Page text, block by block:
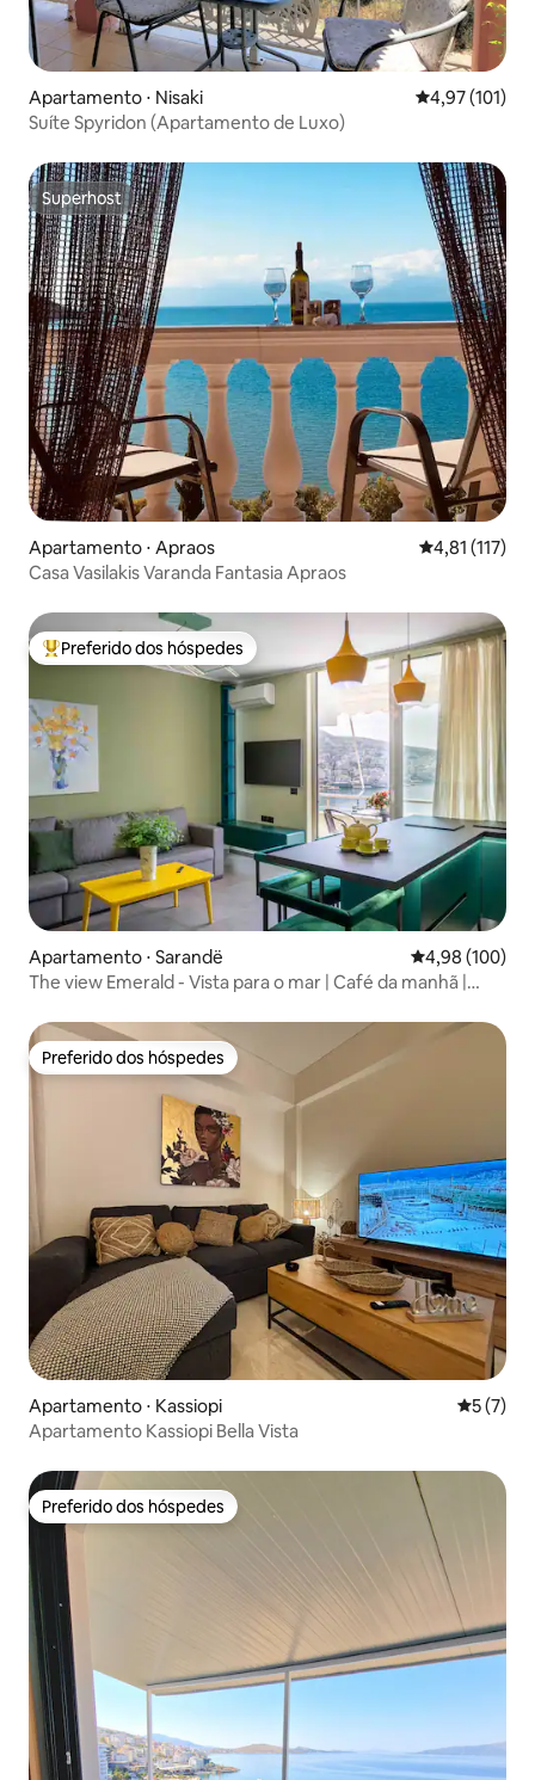
Apartamento ⋅ Nisaki 4,97 de uma
4,97 (101)
Suíte Spyridon (Apartamento de Luxo)
Superhost
Superhost
Apartamento ⋅ Apraos 4,81 de uma
4,81 (117)
Casa Vasilakis Varanda Fantasia Apraos
Entre os melhores preferidos dos hóspedes
Preferido dos hóspedes
Apartamento ⋅ Sarandë 4,98 de uma
4,98 (100)
The view Emerald - Vista para o mar | Café da manhã |
Preferido dos hóspedes
Preferido dos hóspedes
Apartamento ⋅ Kassiopi 5 de
5 (7)
Apartamento Kassiopi Bella Vista
Preferido dos hóspedes
Preferido dos hóspedes